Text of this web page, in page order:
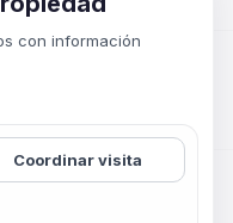
con información
Coordinar visita